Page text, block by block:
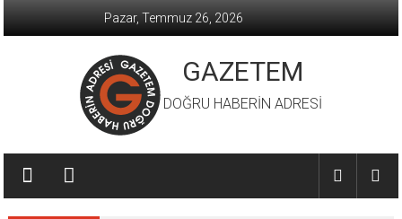
Pazar, Temmuz 26, 2026
GAZETEM
DOĞRU HABERİN ADRESİ